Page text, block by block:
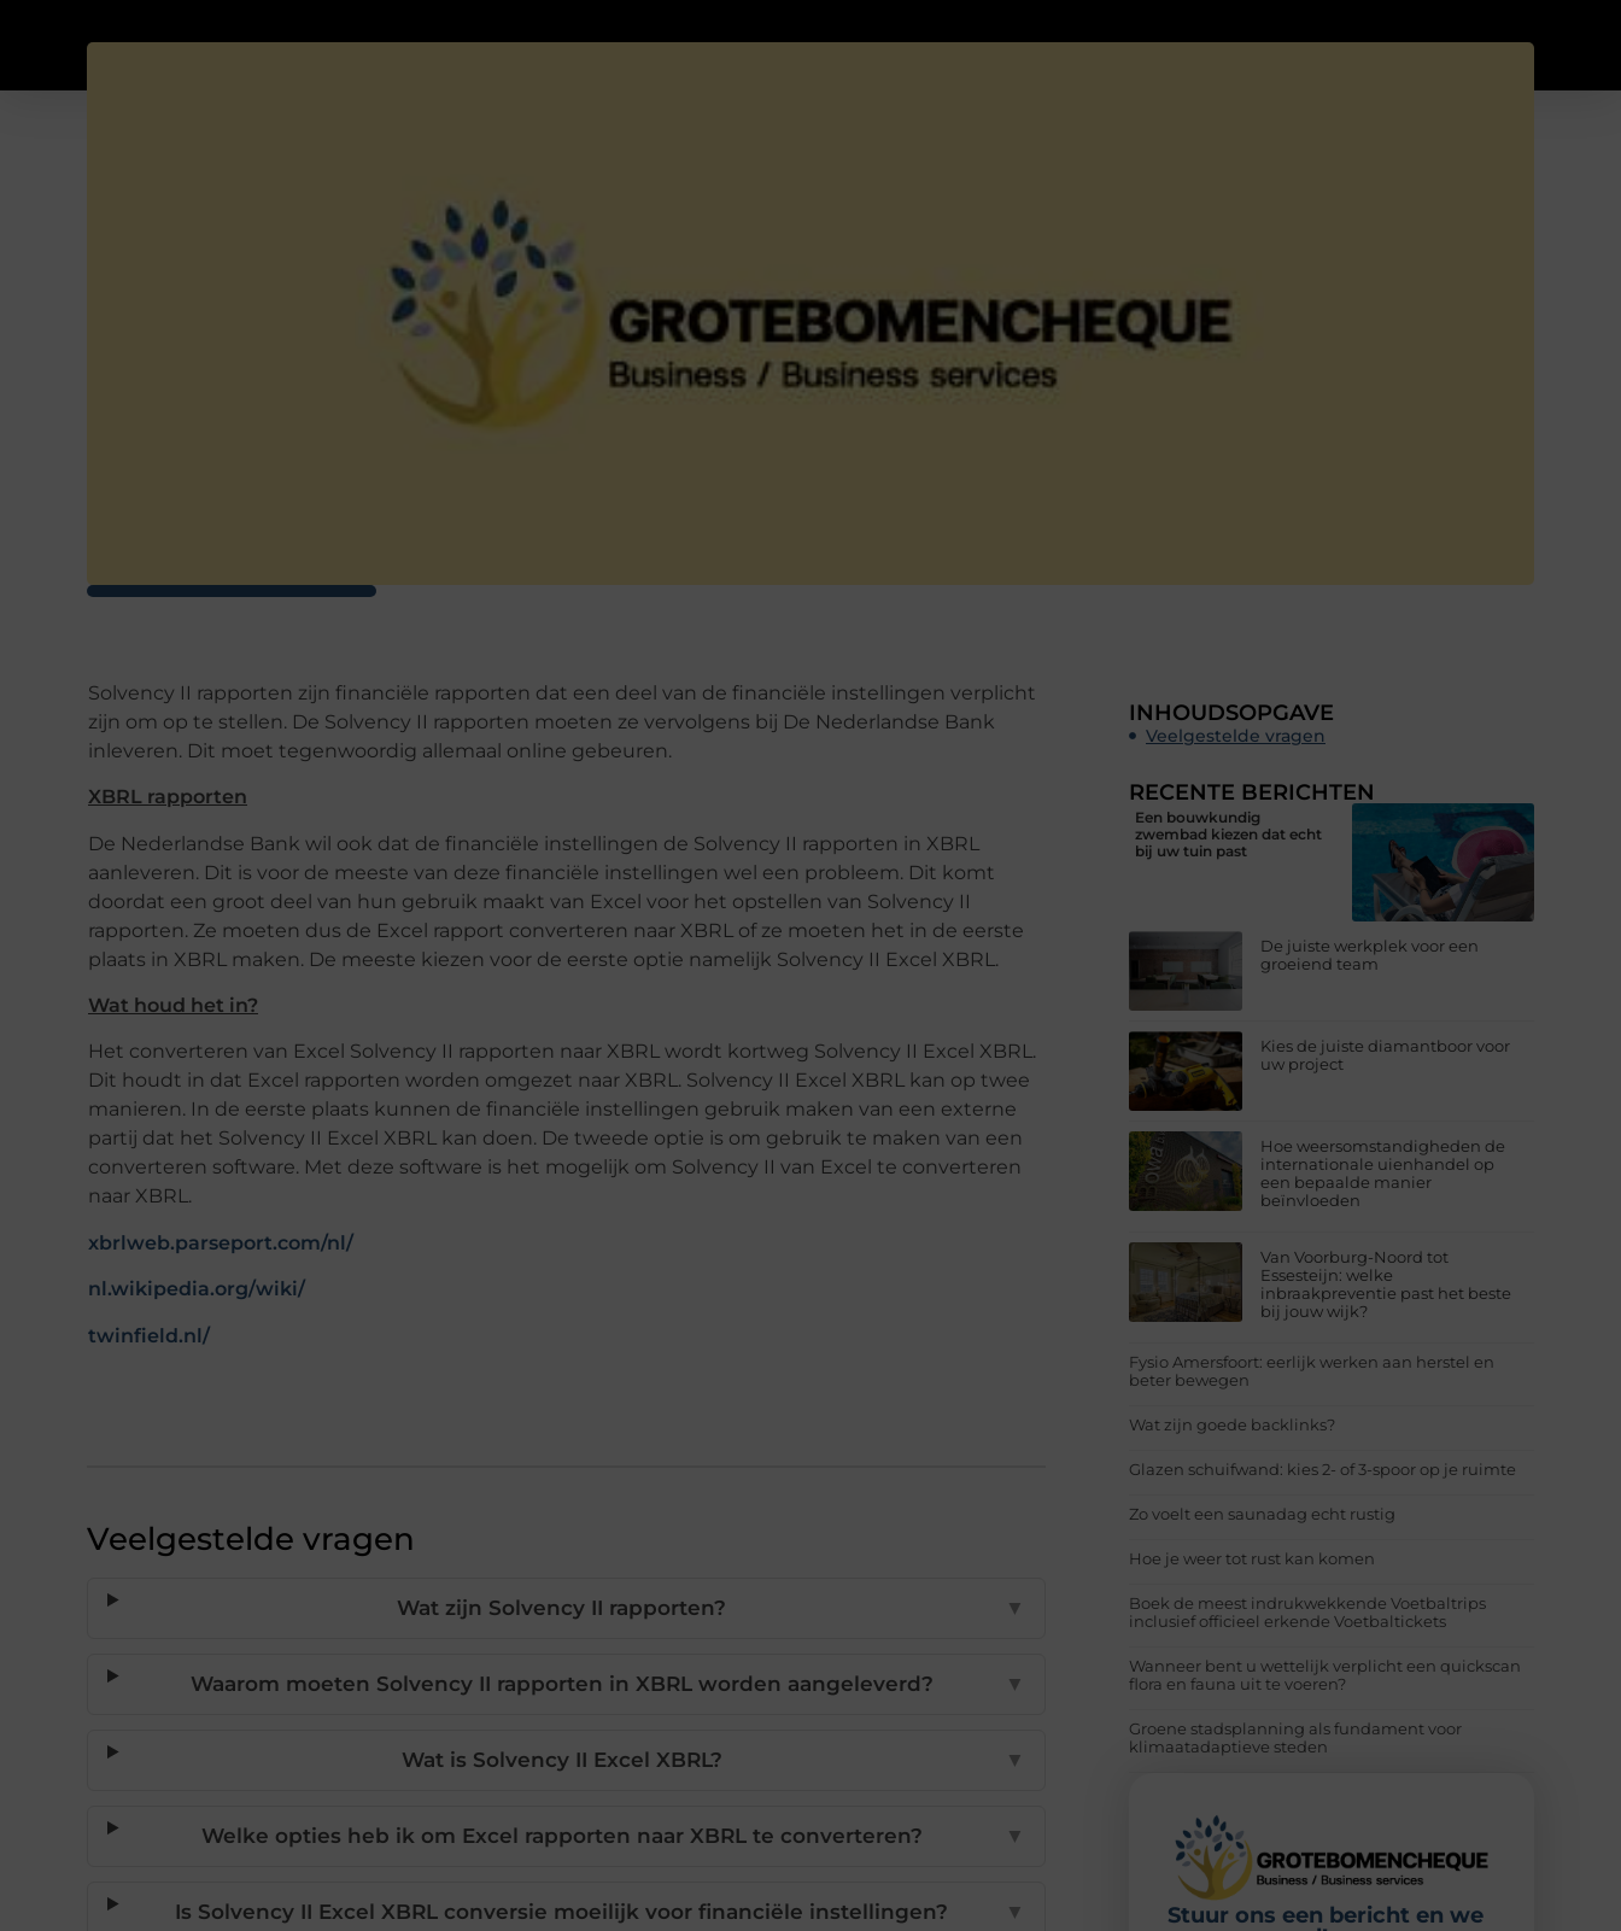
Solvency II rapporten zijn financiële rapporten dat een deel van de financiële instellingen verplicht
zijn om op te stellen. De Solvency II rapporten moeten ze vervolgens bij De Nederlandse Bank
inleveren. Dit moet tegenwoordig allemaal online gebeuren.
XBRL rapporten
De Nederlandse Bank wil ook dat de financiële instellingen de Solvency II rapporten in XBRL
aanleveren. Dit is voor de meeste van deze financiële instellingen wel een probleem. Dit komt
doordat een groot deel van hun gebruik maakt van Excel voor het opstellen van Solvency II
rapporten. Ze moeten dus de Excel rapport converteren naar XBRL of ze moeten het in de eerste
plaats in XBRL maken. De meeste kiezen voor de eerste optie namelijk Solvency II Excel XBRL.
Wat houd het in?
Het converteren van Excel Solvency II rapporten naar XBRL wordt kortweg Solvency II Excel XBRL.
Dit houdt in dat Excel rapporten worden omgezet naar XBRL. Solvency II Excel XBRL kan op twee
manieren. In de eerste plaats kunnen de financiële instellingen gebruik maken van een externe
partij dat het Solvency II Excel XBRL kan doen. De tweede optie is om gebruik te maken van een
converteren software. Met deze software is het mogelijk om Solvency II van Excel te converteren
naar XBRL.
xbrlweb.parseport.com/nl/
nl.wikipedia.org/wiki/
twinfield.nl/
Veelgestelde vragen
Wat zijn Solvency II rapporten? ▼
Waarom moeten Solvency II rapporten in XBRL worden aangeleverd? ▼
Wat is Solvency II Excel XBRL? ▼
Welke opties heb ik om Excel rapporten naar XBRL te converteren? ▼
Is Solvency II Excel XBRL conversie moeilijk voor financiële instellingen? ▼
INHOUDSOPGAVE
Veelgestelde vragen
RECENTE BERICHTEN
Een bouwkundig
zwembad kiezen dat echt
bij uw tuin past
De juiste werkplek voor een
groeiend team
Kies de juiste diamantboor voor
uw project
Hoe weersomstandigheden de
internationale uienhandel op
een bepaalde manier
beïnvloeden
Van Voorburg-Noord tot
Essesteijn: welke
inbraakpreventie past het beste
bij jouw wijk?
Fysio Amersfoort: eerlijk werken aan herstel en
beter bewegen
Wat zijn goede backlinks?
Glazen schuifwand: kies 2- of 3-spoor op je ruimte
Zo voelt een saunadag echt rustig
Hoe je weer tot rust kan komen
Boek de meest indrukwekkende Voetbaltrips
inclusief officieel erkende Voetbaltickets
Wanneer bent u wettelijk verplicht een quickscan
flora en fauna uit te voeren?
Groene stadsplanning als fundament voor
klimaatadaptieve steden
Stuur ons een bericht en we